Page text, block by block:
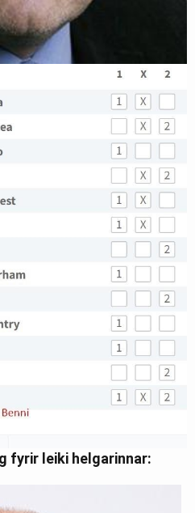
fyrir leiki helgarinnar: